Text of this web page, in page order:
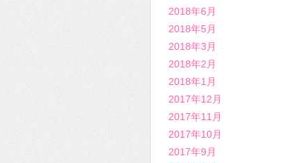
2018年6月
2018年5月
2018年3月
2018年2月
2018年1月
2017年12月
2017年11月
2017年10月
2017年9月